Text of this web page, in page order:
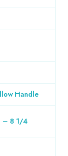
Handle
– 8 1/4